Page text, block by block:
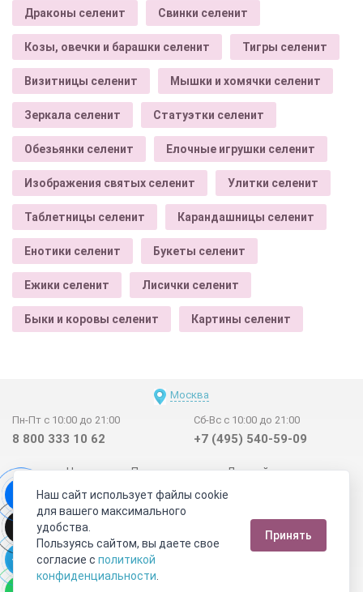
Драконы селенит Свинки селенит
Козы, овечки и барашки селенит Тигры селенит
Визитницы селенит Мышки и хомячки селенит
Зеркала селенит Статуэтки селенит
Обезьянки селенит Елочные игрушки селенит
Изображения святых селенит Улитки селенит
Таблетницы селенит Карандашницы селенит
Енотики селенит Букеты селенит
Ежики селенит Лисички селенит
Быки и коровы селенит Картины селенит
Москва
Пн-Пт с 10:00 до 21:00
8 800 333 10 62
Сб-Вс с 10:00 до 21:00
+7 (495) 540-59-09
Новинки Поставщикам
Личный счет
Договор-оферта
О нас
Наши магазины
Отзывы покупателей
Сертификаты
Статьи
Обратная связь
Видео о камнях СОУТ
Телеграм
Max
Наш сайт использует файлы cookie
для вашего максимального
удобства.
Пользуясь сайтом, вы даете свое
согласие с политикой
конфиденциальности
Принять